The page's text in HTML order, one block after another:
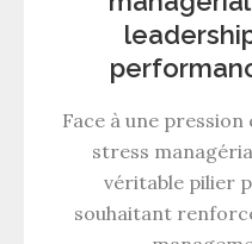
Face à une
stress
véritable pilier
souhaitant